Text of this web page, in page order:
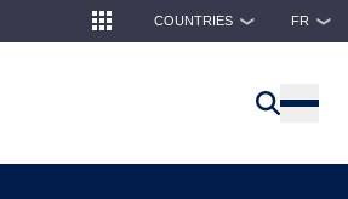
COUNTRIES ❯ FR ❯